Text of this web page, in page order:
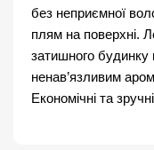
без неприємної
плям на поверхні.
затишного будинку
ненав’язливим
Економічні та